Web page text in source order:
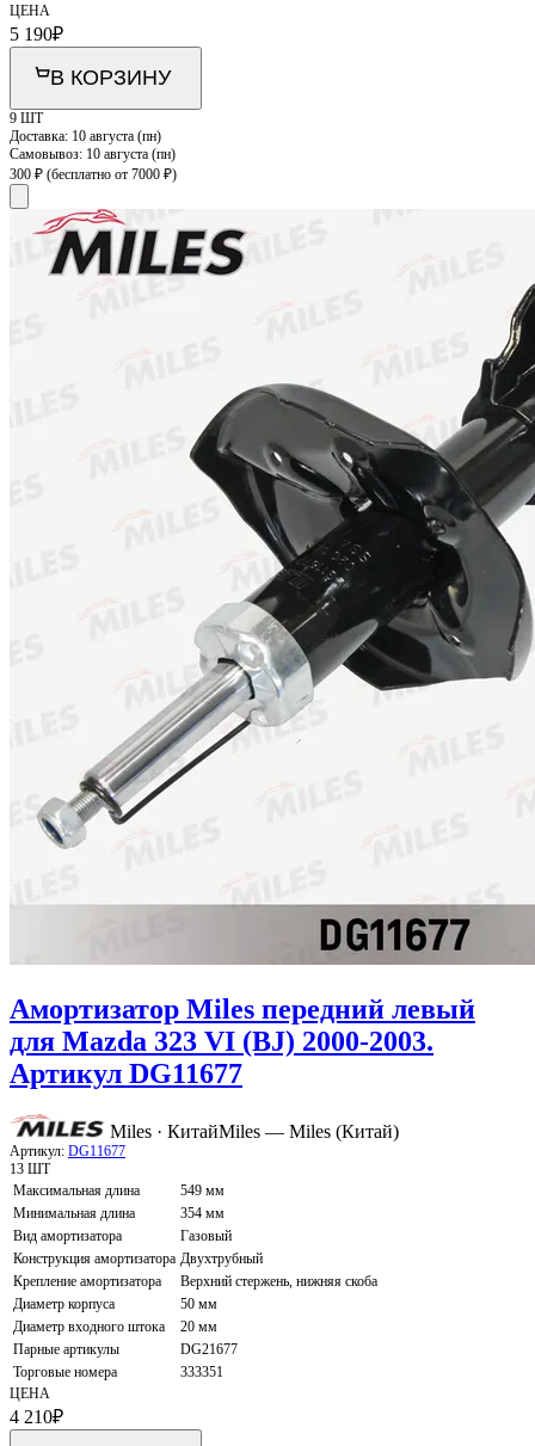
ЦЕНА
5 190₽
В КОРЗИНУ
9 ШТ
Доставка: 10 августа (пн)
Самовывоз: 10 августа (пн)
300 ₽ (бесплатно от 7000 ₽)
Амортизатор Miles передний левый
для Mazda 323 VI (BJ) 2000-2003.
Артикул DG11677
Miles · КитайMiles — Miles (Китай)
Артикул: DG11677
13 ШТ
Максимальная длина
549 мм
Минимальная длина
354 мм
Вид амортизатора
Газовый
Конструкция амортизатора Двухтрубный
Крепление амортизатора
Верхний стержень, нижняя скоба
Диаметр корпуса
50 мм
Диаметр входного штока
20 мм
Парные артикулы
DG21677
Торговые номера
333351
ЦЕНА
4 210₽